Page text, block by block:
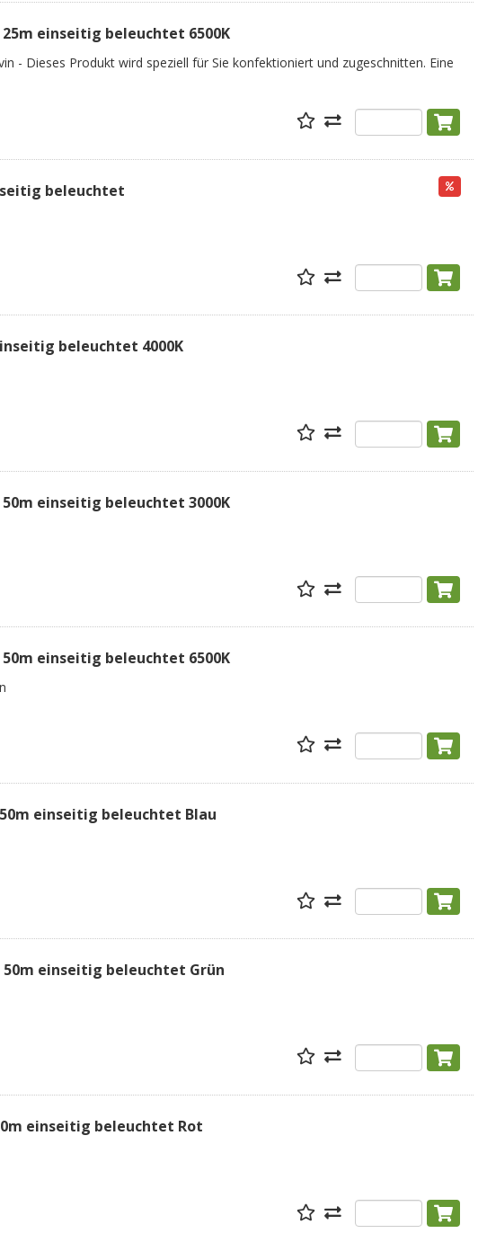
25m einseitig beleuchtet 6500K
- Dieses Produkt wird speziell für Sie konfektioniert und zugeschnitten. Eine
beleuchtet
beleuchtet 4000K
50m einseitig beleuchtet 3000K
50m einseitig beleuchtet 6500K
50m einseitig beleuchtet Blau
50m einseitig beleuchtet Grün
50m einseitig beleuchtet Rot